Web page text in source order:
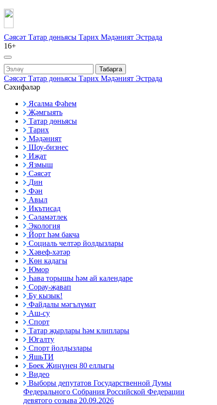
Сәясәт Татар дөньясы Тарих Мәдәният Эстрада
16+
Табарга
Сәясәт Татар дөньясы Тарих Мәдәният Эстрада
Сәхифәләр
Ясалма Фәһем
Җәмгыять
Татар дөньясы
Тарих
Мәдәният
Шоу-бизнес
Иҗат
Язмыш
Сәясәт
Дин
Фән
Авыл
Икътисад
Сәламәтлек
Экология
Йорт һәм бакча
Социаль челтәр йолдызлары
Хәвеф-хәтәр
Көн кадагы
Юмор
Һава торышы һәм ай календаре
Сорау-җавап
Бу кызык!
Файдалы мәгълүмат
Аш-су
Спорт
Татар җырлары һәм клиплары
Югалту
Спорт йолдызлары
ЯшьТИ
Бөек Җиңүнең 80 еллыгы
Видео
Выборы депутатов Государственной Думы
Федерального Собрания Российской Федерации
девятого созыва 20.09.2026